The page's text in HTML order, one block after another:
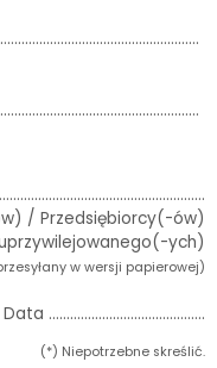
/ Przedsiębiorcy(-ów)
ych)
w wersji papierowej)
Data ……………………………………..
(*) Niepotrzebne skreślić.